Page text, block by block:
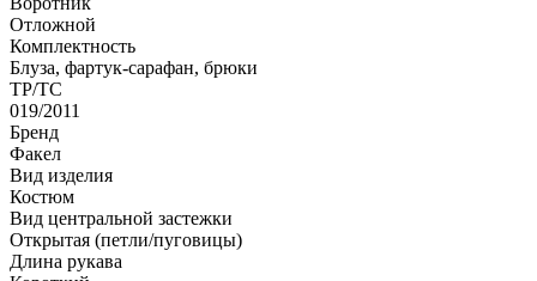
Отложной
Комплектность
Блуза, фартук-сарафан, брюки
ТР/ТС
019/2011
Бренд
Факел
Вид изделия
Костюм
Вид центральной застежки
Открытая (петли/пуговицы)
Длина рукава